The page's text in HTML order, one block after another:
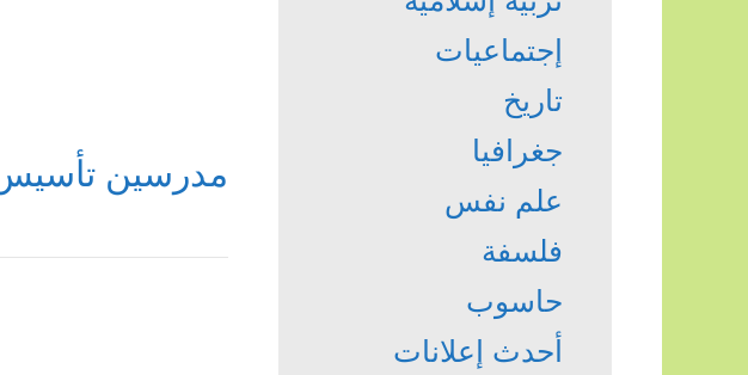
مدرسين
إجتماعيات
تاريخ
جغرافيا
علم نفس
فلسفة
حاسوب
أحدث إعلانات